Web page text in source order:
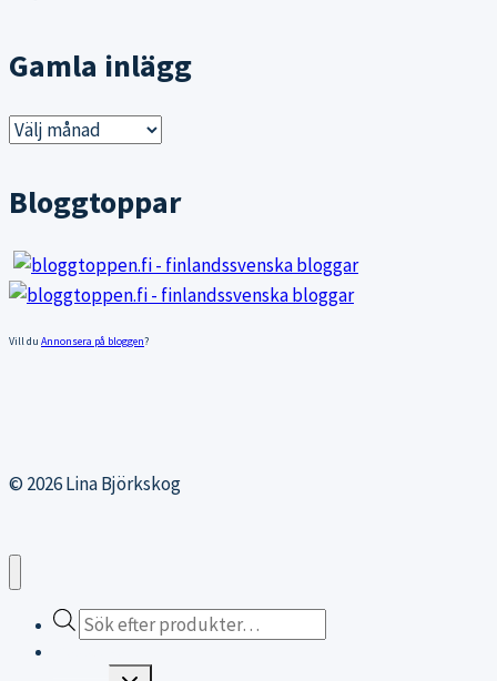
Gamla inlägg
Gamla
Bloggtoppar
Vill du Annonsera på bloggen?
© 2026 Lina Björkskog
Products
search
Expand